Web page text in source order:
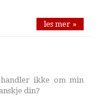
les mer »
ikke om min
din?